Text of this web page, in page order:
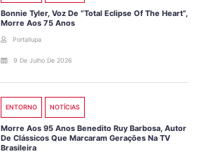
Bonnie Tyler, Voz De “Total Eclipse Of The Heart”,
Morre Aos 75 Anos
Portallupa
9 De Julho De 2026
ENTORNO NOTÍCIAS
Morre Aos 95 Anos Benedito Ruy Barbosa, Autor
De Clássicos Que Marcaram Gerações Na TV
Brasileira